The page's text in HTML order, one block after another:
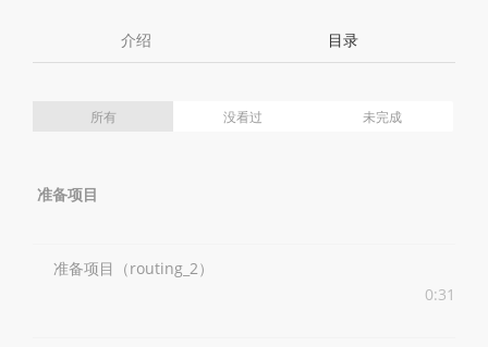
介绍 目录
所有 没看过 未完成
准备项目
准备项目（routing_2）
0:31